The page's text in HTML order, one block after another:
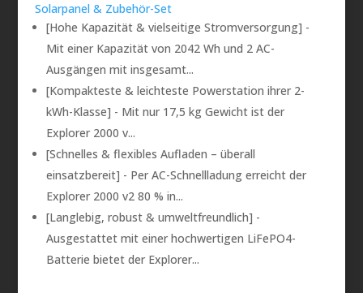
Solarpanel & Zubehör-Set
[Hohe Kapazität & vielseitige Stromversorgung] -
Mit einer Kapazität von 2042 Wh und 2 AC-
Ausgängen mit insgesamt...
[Kompakteste & leichteste Powerstation ihrer 2-
kWh-Klasse] - Mit nur 17,5 kg Gewicht ist der
Explorer 2000 v...
[Schnelles & flexibles Aufladen – überall
einsatzbereit] - Per AC-Schnellladung erreicht der
Explorer 2000 v2 80 % in...
[Langlebig, robust & umweltfreundlich] -
Ausgestattet mit einer hochwertigen LiFePO4-
Batterie bietet der Explorer...